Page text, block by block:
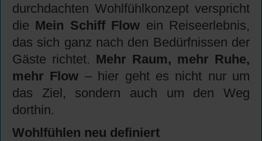
durchdachten Wohlfühlkonzept verspricht
die Mein Schiff Flow ein Reiseerlebnis,
das sich ganz nach den Bedürfnissen der
Gäste richtet. Mehr Raum, mehr Ruhe,
mehr Flow – hier geht es nicht nur um
das Ziel, sondern auch um den Weg
dorthin.
Wohlfühlen neu definiert